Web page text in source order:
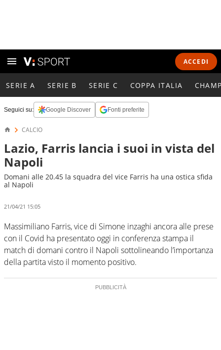
ACCEDI
SERIE A SERIE B SERIE C COPPA ITALIA
Seguici su: Google Discover Fonti preferite
CALCIO
Lazio, Farris lancia i suoi in vista del
Napoli
Domani alle 20.45 la squadra del vice Farris ha una ostica sfida
al Napoli
21/04/21 15:05
Massimiliano Farris, vice di Simone inzaghi ancora alle prese
con il Covid ha presentato oggi in conferenza stampa il
match di domani contro il Napoli sottolineando l’importanza
della partita visto il momento positivo.